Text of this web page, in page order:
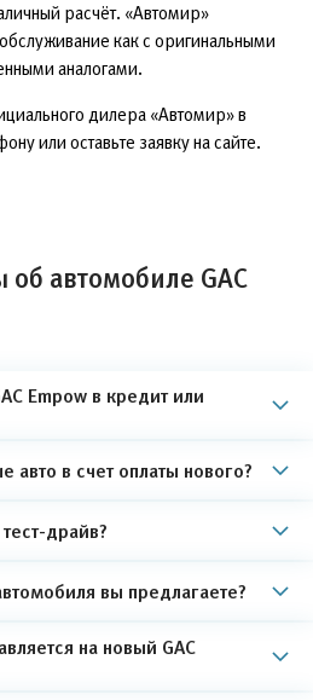
расчёт. «Автомир»
как с оригинальными
аналогами.
дилера «Автомир» в
или оставьте заявку на сайте.
автомобиле GAC
Empow в кредит или
авто в счет оплаты нового?
драйв?
вы предлагаете?
на новый GAC